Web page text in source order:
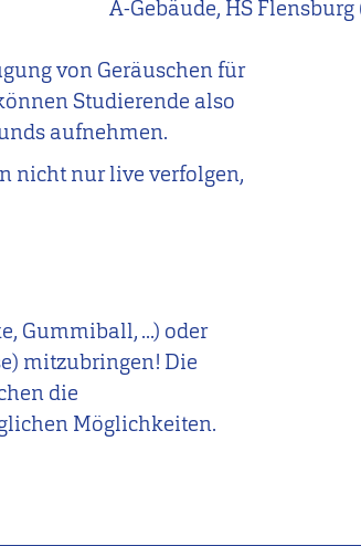
A-Gebäude, HS
von Geräuschen für
Studierende also
aufnehmen.
nicht nur live verfolgen,
Gummiball, ...) oder
mitzubringen! Die
die
Möglichkeiten.